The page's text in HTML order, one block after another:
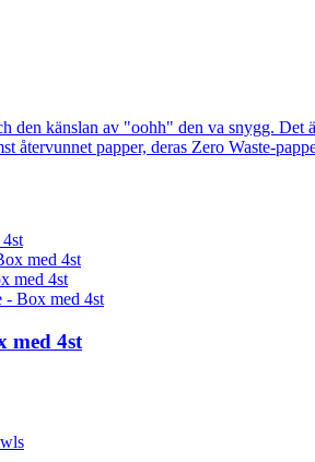
den känslan av "oohh" den va snygg.
återvunnet papper, deras Zero Waste-
med 4st